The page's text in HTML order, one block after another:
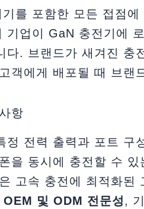
를 포함한 모든 접점에
기업이 GaN 충전기에
다. 브랜드가 새겨진 충
객에게 배포될 때 브랜
항
정 전력 출력과 포트 구
을 동시에 충전할 수 있
고속 충전에 최적화된
및 ODM 전문성,